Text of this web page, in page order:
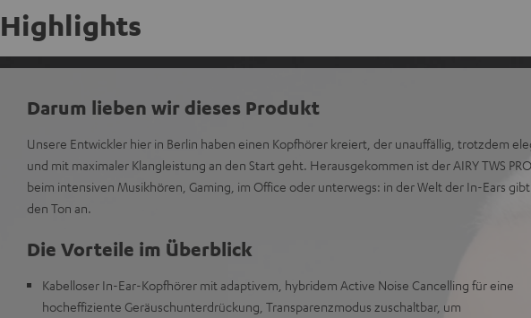
Highlights
Darum lieben wir dieses Produkt
Unsere Entwickler hier in Berlin haben einen Kopfhörer kreiert, der unauffällig, trotzdem
und mit maximaler Klangleistung an den Start geht. Herausgekommen ist der AIRY TWS
beim intensiven Musikhören, Gaming, im Office oder unterwegs: in der Welt der In-Ears
den Ton an.
Die Vorteile im Überblick
Kabelloser In-Ear-Kopfhörer mit adaptivem, hybridem Active Noise Cancelling für eine
hocheffiziente Geräuschunterdrückung, Transparenzmodus zuschaltbar, um